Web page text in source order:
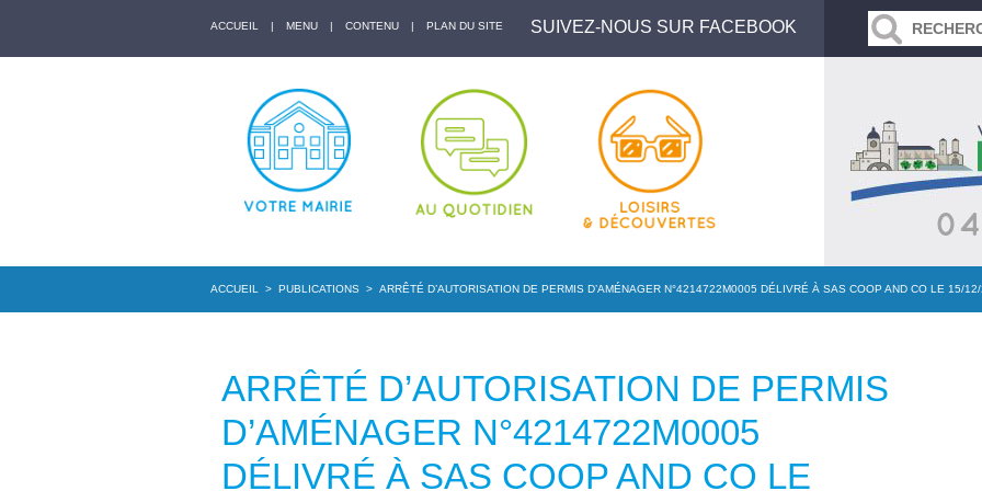
ACCUEIL | MENU | CONTENU | PLAN DU SITE SUIVEZ-NOUS SUR FACEBOOK
ACCUEIL > PUBLICATIONS > ARRÊTÉ D’AUTORISATION DE PERMIS D’AMÉNAGER N°4214722M0005 DÉLIVRÉ À SAS COOP AND CO LE 15/
ARRÊTÉ D’AUTORISATION DE PERMIS
D’AMÉNAGER N°4214722M0005
DÉLIVRÉ À SAS COOP AND CO LE